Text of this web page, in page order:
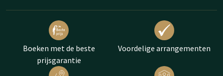
Boeken met de beste
prijsgarantie
Voordelige arrangementen